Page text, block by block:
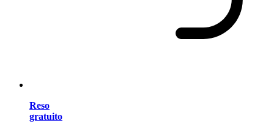
Reso
gratuito